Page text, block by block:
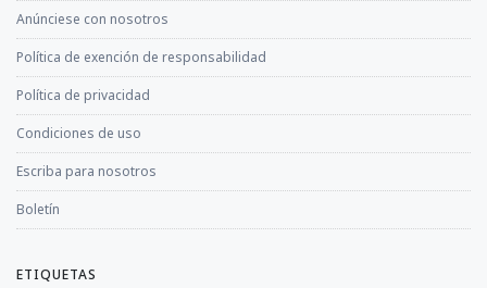
Anúnciese con nosotros
Política de exención de responsabilidad
Política de privacidad
Condiciones de uso
Escriba para nosotros
Boletín
ETIQUETAS